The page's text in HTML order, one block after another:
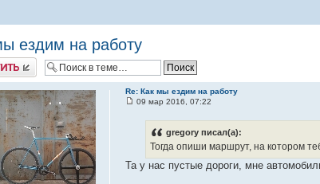
ездим на работу
Re: Как мы ездим на работу
09 мар 2016, 07:22
gregory писал(а):
Тогда опиши маршрут, на котором
Та у нас пустые дороги, мне